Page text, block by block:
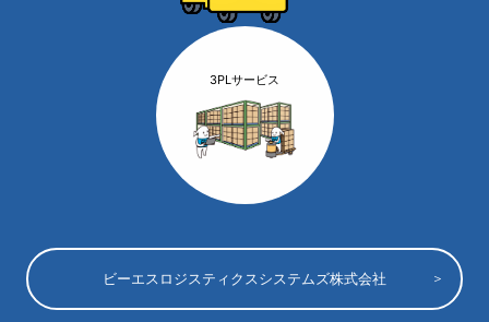
3PLサービス
ビーエスロジスティクスシステムズ株式会社